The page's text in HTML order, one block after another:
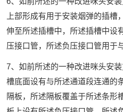
上部形成有用于安装烟弹的插槽
伸至所述插槽中，所述插槽中设
压接口管，所述负压接口管用于
7、如前所述的一种改进咪头安
槽底面设有与所述通道段连通的
隔板，所述隔板覆盖于所述条形